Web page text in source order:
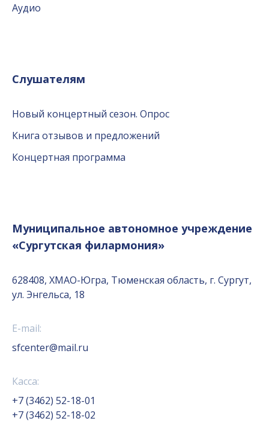
Аудио
Слушателям
Новый концертный сезон. Опрос
Книга отзывов и предложений
Концертная программа
Муниципальное автономное учреждение
«Сургутская филармония»
628408, ХМАО-Югра, Тюменская область, г. Сургут,
ул. Энгельса, 18
E-mail:
sfcenter@mail.ru
Касса:
+7 (3462) 52-18-01
+7 (3462) 52-18-02